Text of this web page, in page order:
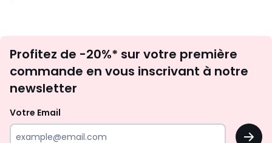
newsletter
Profitez de -20%* sur votre première
commande en vous inscrivant à notre
newsletter
Votre Email
OK